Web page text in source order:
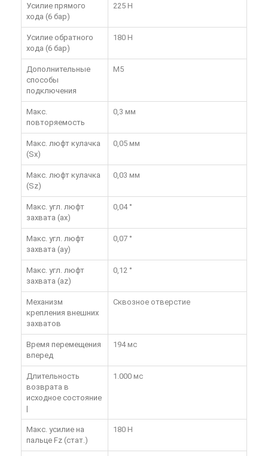
Усилие прямого
хода (6 бар)
225 Н
Усилие обратного
хода (6 бар)
180 Н
Дополнительные
способы
подключения
M5
Макс.
повторяемость
0,3 мм
Макс. люфт кулачка
(Sx)
0,05 мм
Макс. люфт кулачка
(Sz)
0,03 мм
Макс. угл. люфт
захвата (ax)
0,04 °
Макс. угл. люфт
захвата (ay)
0,07 °
Макс. угл. люфт
захвата (az)
0,12 °
Механизм
крепления внешних
захватов
Сквозное отверстие
Время перемещения
вперед
194 мс
Длительность
возврата в
исходное состояние
|
1.000 мс
Макс. усилие на
пальце Fz (стат.)
180 Н